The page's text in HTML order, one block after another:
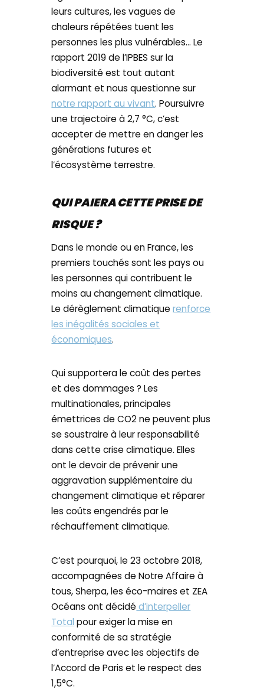
leurs cultures, les vagues de
chaleurs répétées tuent les
personnes les plus vulnérables… Le
rapport 2019 de l’IPBES sur la
biodiversité est tout autant
alarmant et nous questionne sur
notre rapport au vivant. Poursuivre
une trajectoire à 2,7 °C, c’est
accepter de mettre en danger les
générations futures et
l’écosystème terrestre.
QUI PAIERA CETTE PRISE DE
RISQUE ?
Dans le monde ou en France, les
premiers touchés sont les pays ou
les personnes qui contribuent le
moins au changement climatique.
Le dérèglement climatiquerenforce
les inégalités sociales et
économiques.
Qui supportera le coût des pertes
et des dommages ? Les
multinationales, principales
émettrices de CO2 ne peuvent plus
se soustraire à leur responsabilité
dans cette crise climatique. Elles
ont le devoir de prévenir une
aggravation supplémentaire du
changement climatique et réparer
les coûts engendrés par le
réchauffement climatique.
C’est pourquoi, le 23 octobre 2018,
accompagnées de Notre Affaire à
tous, Sherpa, les éco-maires et ZEA
Océans ont décidé d’interpeller
Total pour exiger la mise en
conformité de sa stratégie
d’entreprise avec les objectifs de
l’Accord de Paris et le respect des
1,5°C.